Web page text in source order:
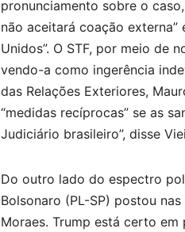
pronunciamento sobre o
não aceitará coação
Unidos”. O STF, por meio de
vendo-a como ingerência
das Relações Exteriores,
“medidas recíprocas” se as
Judiciário brasileiro”, disse
Do outro lado do espectro
Bolsonaro (PL-SP) postou
Moraes. Trump está certo